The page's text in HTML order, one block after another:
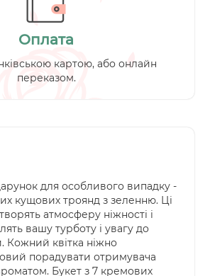
Оплата
картою, або онлайн
переказом.
для особливого випадку -
кущових троянд з зеленню. Ці
атмосферу ніжності і
вашу турботу і увагу до
Кожний квітка ніжно
порадувати отримувача
Букет з 7 кремових